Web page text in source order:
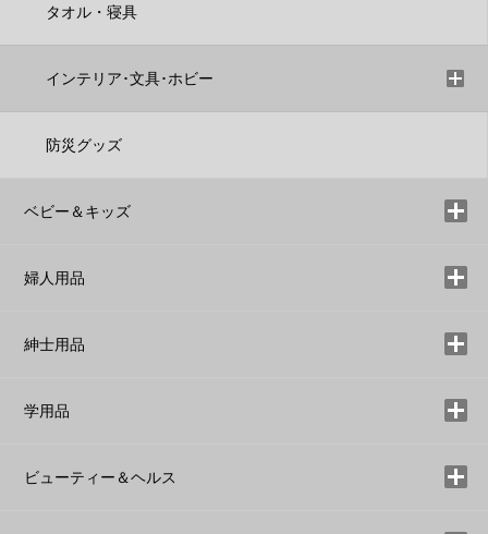
タオル・寝具
インテリア･文具･ホビー
防災グッズ
ベビー＆キッズ
婦人用品
紳士用品
学用品
ビューティー＆ヘルス